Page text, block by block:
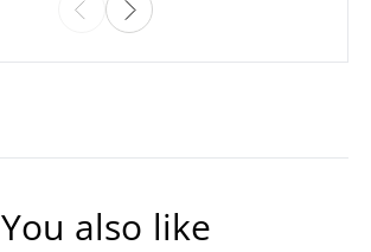
You also like